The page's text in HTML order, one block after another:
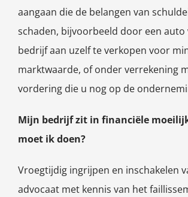
aangaan die de belangen van
schaden, bijvoorbeeld door een auto
bedrijf aan uzelf te verkopen voor
marktwaarde, of onder verrekening
vordering die u nog op de
Mijn bedrijf zit in financiële
moet ik doen?
Vroegtijdig ingrijpen en inschakelen
advocaat met kennis van het